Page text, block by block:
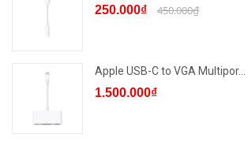
250.000₫ 450.000₫
Apple USB-C to VGA Multipor...
1.500.000₫